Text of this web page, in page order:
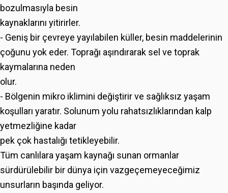
bozulmasıyla besin
kaynaklarını yitirirler.
- Geniş bir çevreye yayılabilen küller, besin maddelerinin
çoğunu yok eder. Toprağı aşındırarak sel ve toprak
kaymalarına neden
olur.
- Bölgenin mikro iklimini değiştirir ve sağlıksız yaşam
koşulları yaratır. Solunum yolu rahatsızlıklarından kalp
yetmezliğine kadar
pek çok hastalığı tetikleyebilir.
Tüm canlılara yaşam kaynağı sunan ormanlar
sürdürülebilir bir dünya için vazgeçemeyeceğimiz
unsurların başında geliyor.